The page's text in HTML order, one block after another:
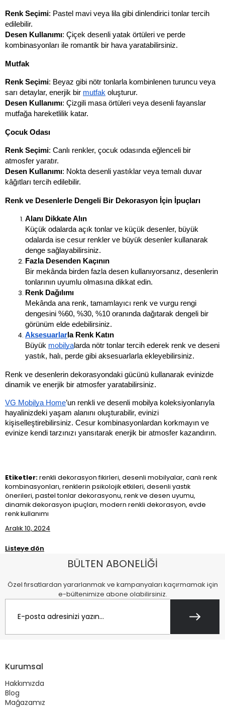
Renk Seçimi: Pastel mavi veya lila gibi dinlendirici tonlar tercih
edilebilir.
Desen Kullanımı: Çiçek desenli yatak örtüleri ve perde
kombinasyonları ile romantik bir hava yaratabilirsiniz.
Mutfak
Renk Seçimi: Beyaz gibi nötr tonlarla kombinlenen turuncu veya
sarı detaylar, enerjik bir mutfak oluşturur.
Desen Kullanımı: Çizgili masa örtüleri veya desenli fayanslar
mutfağa hareketlilik katar.
Çocuk Odası
Renk Seçimi: Canlı renkler, çocuk odasında eğlenceli bir
atmosfer yaratır.
Desen Kullanımı: Nokta desenli yastıklar veya temalı duvar
kâğıtları tercih edilebilir.
Renk ve Desenlerle Dengeli Bir Dekorasyon İçin İpuçları
Alanı Dikkate Alın
Küçük odalarda açık tonlar ve küçük desenler, büyük
odalarda ise cesur renkler ve büyük desenler kullanarak
denge sağlayabilirsiniz.
Fazla Desenden Kaçının
Bir mekânda birden fazla desen kullanıyorsanız, desenlerin
tonlarının uyumlu olmasına dikkat edin.
Renk Dağılımı
Mekânda ana renk, tamamlayıcı renk ve vurgu rengi
dengesini %60, %30, %10 oranında dağıtarak dengeli bir
görünüm elde edebilirsiniz.
Aksesuarlar la Renk Katın
Büyük mobilyalarda nötr tonlar tercih ederek renk ve deseni
yastık, halı, perde gibi aksesuarlarla ekleyebilirsiniz.
Renk ve desenlerin dekorasyondaki gücünü kullanarak evinizde
dinamik ve enerjik bir atmosfer yaratabilirsiniz.
VG Mobilya Home’un renkli ve desenli mobilya koleksiyonlarıyla
hayalinizdeki yaşam alanını oluşturabilir, evinizi
kişiselleştirebilirsiniz. Cesur kombinasyonlardan korkmayın ve
evinize kendi tarzınızı yansıtarak enerjik bir atmosfer kazandırın.
Etiketler:renkli dekorasyon fikirleri, desenli mobilyalar, canlı renk
kombinasyonları, renklerin psikolojik etkileri, desenli yastık
önerileri, pastel tonlar dekorasyonu, renk ve desen uyumu,
dinamik dekorasyon ipuçları, modern renkli dekorasyon, evde
renk kullanımı
Aralık 10, 2024
Listeye dön
BÜLTEN ABONELİĞİ
Özel fırsatlardan yararlanmak ve kampanyaları kaçırmamak için
e-bültenimize abone olabilirsiniz.
Kurumsal
Hakkımızda
Blog
Mağazamız